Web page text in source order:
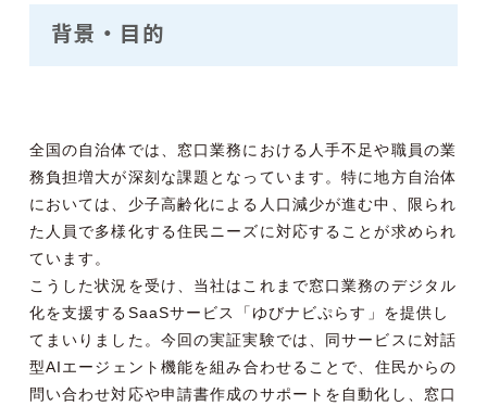
背景・目的
全国の自治体では、窓口業務における人手不足や職員の業
務負担増大が深刻な課題となっています。特に地方自治体
においては、少子高齢化による人口減少が進む中、限られ
た人員で多様化する住民ニーズに対応することが求められ
ています。
こうした状況を受け、当社はこれまで窓口業務のデジタル
化を支援するSaaSサービス「ゆびナビぷらす」を提供し
てまいりました。今回の実証実験では、同サービスに対話
型AIエージェント機能を組み合わせることで、住民からの
問い合わせ対応や申請書作成のサポートを自動化し、窓口